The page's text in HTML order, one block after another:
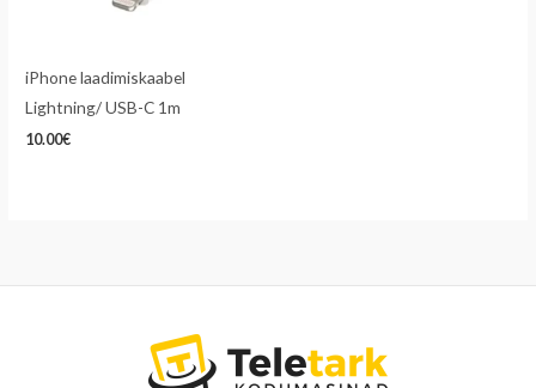
iPhone laadimiskaabel
Lightning/ USB-C 1m
10.00€